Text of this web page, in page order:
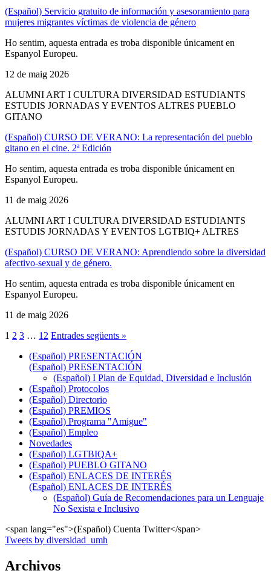
(Español) Servicio gratuito de información y asesoramiento para
mujeres migrantes víctimas de violencia de género
Ho sentim, aquesta entrada es troba disponible únicament en
Espanyol Europeu.
12 de maig 2026
ALUMNI ART I CULTURA DIVERSIDAD ESTUDIANTS
ESTUDIS JORNADAS Y EVENTOS ALTRES PUEBLO
GITANO
(Español) CURSO DE VERANO: La representación del pueblo
gitano en el cine. 2ª Edición
Ho sentim, aquesta entrada es troba disponible únicament en
Espanyol Europeu.
11 de maig 2026
ALUMNI ART I CULTURA DIVERSIDAD ESTUDIANTS
ESTUDIS JORNADAS Y EVENTOS LGTBIQ+ ALTRES
(Español) CURSO DE VERANO: Aprendiendo sobre la diversidad
afectivo-sexual y de género.
Ho sentim, aquesta entrada es troba disponible únicament en
Espanyol Europeu.
11 de maig 2026
1 2 3 … 12 Entrades següents »
(Español) PRESENTACIÓN
(Español) PRESENTACIÓN
(Español) I Plan de Equidad, Diversidad e Inclusión
(Español) Protocolos
(Español) Directorio
(Español) PREMIOS
(Español) Programa "Amigue"
(Español) Empleo
Novedades
(Español) LGTBIQA+
(Español) PUEBLO GITANO
(Español) ENLACES DE INTERÉS
(Español) ENLACES DE INTERÉS
(Español) Guía de Recomendaciones para un Lenguaje
No Sexista e Inclusivo
<span lang="es">(Español) Cuenta Twitter</span>
Tweets by diversidad_umh
Archivos